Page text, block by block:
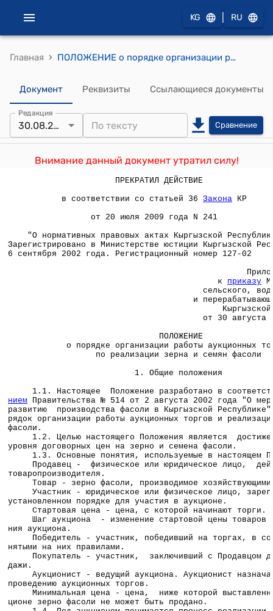
KG RU
Главная › ПОЛОЖЕНИЕ о порядке организации работы аукционных торгов по реализации зерна и семян фасоли (Приложение к приказу Министерства сельского, водного хозяйства и перерабатывающей промышленности Кыргызской Республики от 30 августа 2002 года № 260)
Документ Реквизиты Ссылающиеся документы
Редакция
30.08.2002 Сравнение
Внимание данный документ утратил силу!